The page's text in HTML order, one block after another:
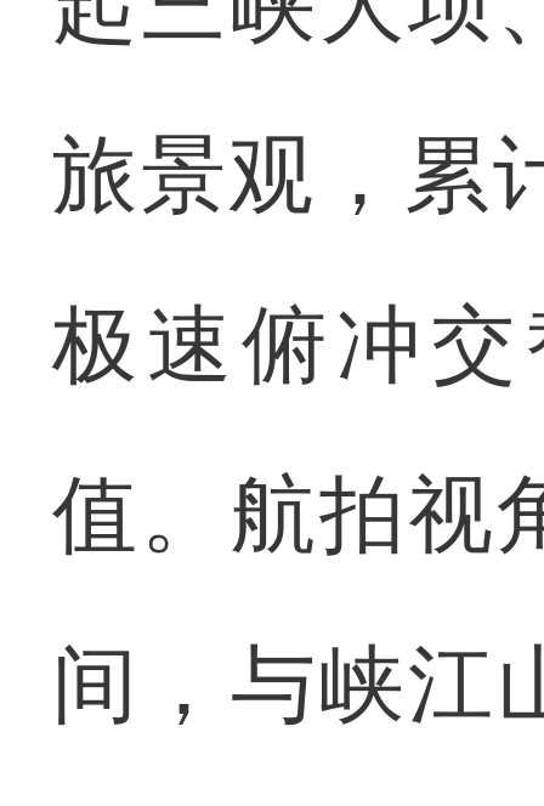
旅景观，累
极速俯冲
值。航拍视
间，与峡江